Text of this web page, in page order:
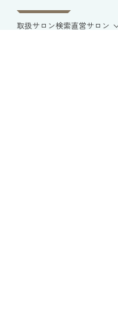
取扱サロン検索直営サロン